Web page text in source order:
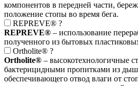
компонентов в передней части,
положение стопы во время бега.
REPREVE® ?
REPREVE® – использование
полученного из бытовых
Ortholite® ?
Ortholite® – высокотехнологичные
бактерицидными пропитками из
обеспечивающего отвод влаги от